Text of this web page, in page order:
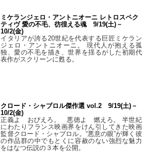
ミケランジェロ・アントニオーニ レトロスペク
ティヴ 愛の不毛、彷徨える魂 9/19(土)－
10/2(金)
イタリアが誇る20世紀を代表する巨匠ミケラン
ジェロ・アントニオーニ。 現代人が抱える孤
独、愛の不毛を描き、世界を揺るがした初期代
表作がスクリーンに甦る。
クロード・シャブロル傑作選 vol.2 9/19(土)－
10/2(金)
正義よ おびえろ。 悪徳よ 燃えろ。 半世紀
にわたりフランス映画界をけん引してきた映画
監督クロード・シャブロル。“悪意の眼”が輝く彼
の作品群の中でもとくに容赦のない強烈な魅力
をはなつ伝説の３本を公開。